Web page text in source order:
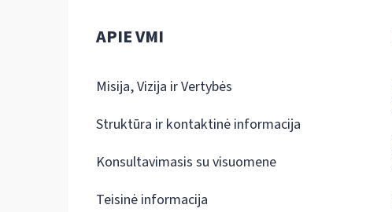
APIE VMI
Misija, Vizija ir Vertybės
Struktūra ir kontaktinė informacija
Konsultavimasis su visuomene
Teisinė informacija